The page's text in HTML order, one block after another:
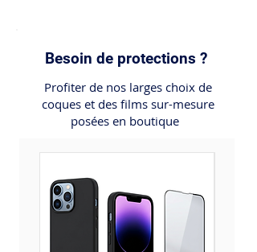
Besoin de protections ?
Profiter de nos larges choix de
coques et des films sur-mesure
posées en boutique